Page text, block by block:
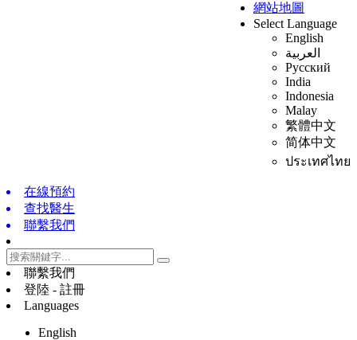
網站地圖
Select Language
English
العربية
Русский
India
Indonesia
Malay
繁體中文
简体中文
ประเทศไทย
在線預約
查找醫生
聯繫我們
聯繫我們
登陸 - 註冊
Languages
English